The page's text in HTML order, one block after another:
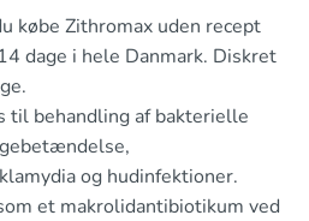
købe Zithromax uden recept
dage i hele Danmark. Diskret
til behandling af bakterielle
og hudinfektioner.
et makrolidantibiotikum ved